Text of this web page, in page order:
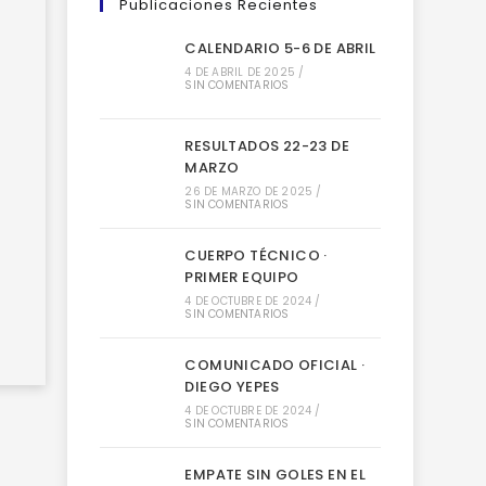
Publicaciones Recientes
CALENDARIO 5-6 DE ABRIL
4 DE ABRIL DE 2025 /
SIN COMENTARIOS
RESULTADOS 22-23 DE
MARZO
26 DE MARZO DE 2025 /
SIN COMENTARIOS
CUERPO TÉCNICO ·
PRIMER EQUIPO
4 DE OCTUBRE DE 2024 /
SIN COMENTARIOS
COMUNICADO OFICIAL ·
DIEGO YEPES
4 DE OCTUBRE DE 2024 /
SIN COMENTARIOS
EMPATE SIN GOLES EN EL